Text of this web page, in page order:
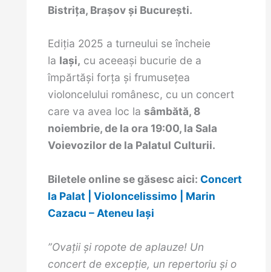
Bistrița, Brașov și București.
Ediția 2025 a turneului se încheie
la Iași, cu aceeași bucurie de a
împărtăși forța și frumusețea
violoncelului românesc, cu un concert
care va avea loc la sâmbătă, 8
noiembrie, de la ora 19:00, la Sala
Voievozilor de la Palatul Culturii.
Biletele online se găsesc aici: Concert
la Palat | Violoncelissimo | Marin
Cazacu – Ateneu Iași
”Ovații și ropote de aplauze! Un
concert de excepție, un repertoriu și o